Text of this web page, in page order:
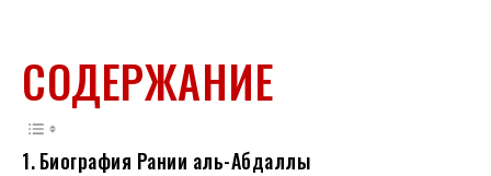
СОДЕРЖАНИЕ
Биография Рании аль-Абдаллы